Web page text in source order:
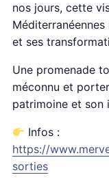
nos jours, cette
et ses
Une promenade
méconnu et
patrimoine et son
Infos :
https://
sorties